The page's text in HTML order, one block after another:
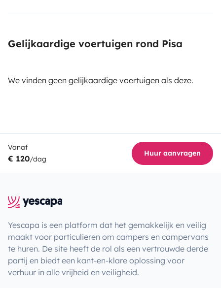
Gelijkaardige voertuigen rond Pisa
We vinden geen gelijkaardige voertuigen als deze.
Vanaf
€ 120/dag
Huur aanvragen
Yescapa is een platform dat het gemakkelijk en veilig
maakt voor particulieren om campers en campervans
te huren. De site heeft de rol als een vertrouwde derde
partij en biedt een kant-en-klare oplossing voor
verhuur in alle vrijheid en veiligheid.